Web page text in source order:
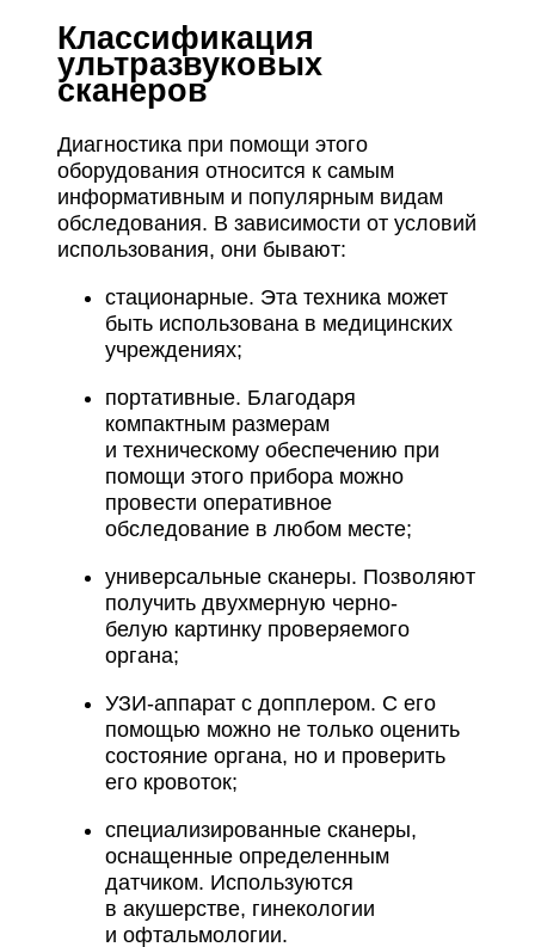
Классификация
ультразвуковых
сканеров
Диагностика при помощи этого
оборудования относится к самым
информативным и популярным видам
обследования. В зависимости от условий
использования, они бывают:
стационарные. Эта техника может
быть использована в медицинских
учреждениях;
портативные. Благодаря
компактным размерам
и техническому обеспечению при
помощи этого прибора можно
провести оперативное
обследование в любом месте;
универсальные сканеры. Позволяют
получить двухмерную черно-
белую картинку проверяемого
органа;
УЗИ-аппарат с допплером. С его
помощью можно не только оценить
состояние органа, но и проверить
его кровоток;
специализированные сканеры,
оснащенные определенным
датчиком. Используются
в акушерстве, гинекологии
и офтальмологии.